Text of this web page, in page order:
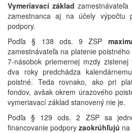
Vymeriavací základ
zamestnanca aj na účely výpočtu
podpory.
Podľa § 138 ods. 9 ZSP
zamestnávateľa na platenie
7-násobok priemernej mzdy
dva roky predchádza
poistné. Teda rovnako, ako pri
fondov, avšak okrem úrazového
vymeriavací základ stanovený nie je.
Podľa § 129 ods. 2 ZSP sa
financovanie podpory zaokrúhľujú